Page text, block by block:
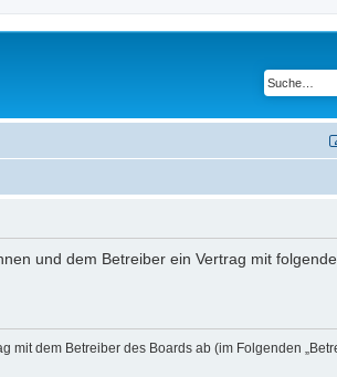
und dem Betreiber ein Vertrag mit
mit dem Betreiber des Boards ab (im Folgenden